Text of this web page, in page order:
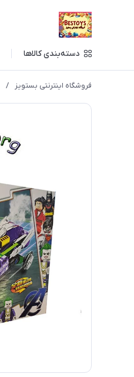
دسته‌بندی کالاها
فروشگاه اینترنتی بستویز /